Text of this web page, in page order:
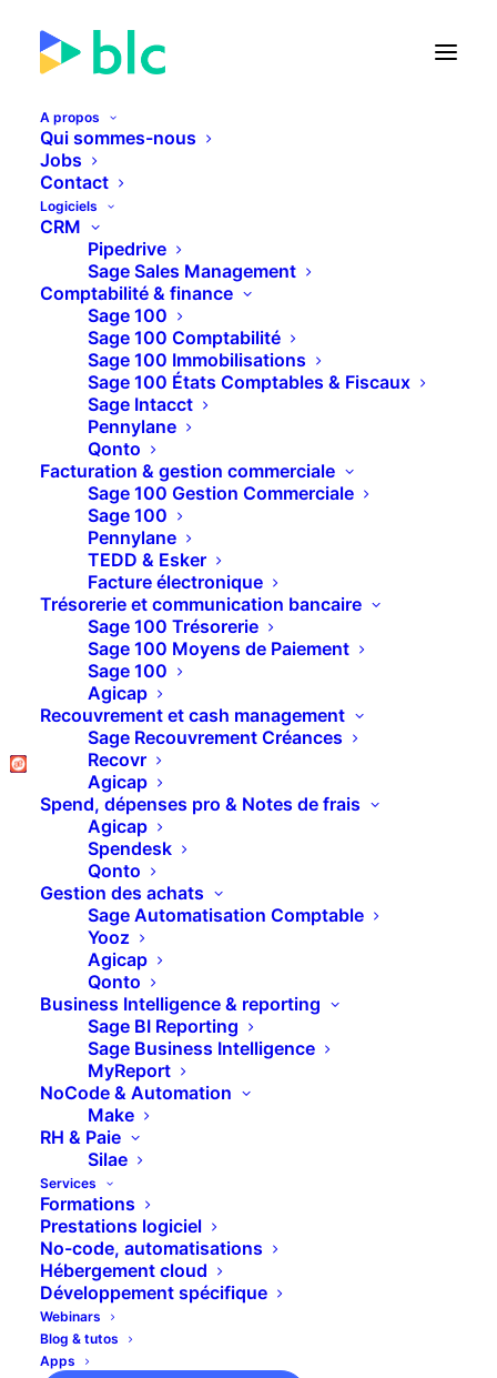
A propos
Qui sommes-nous
Jobs
Contact
Logiciels
CRM
Pipedrive
Sage Sales Management
Comptabilité & finance
Sage 100
Sage 100 Comptabilité
Sage 100 Immobilisations
Sage 100 États Comptables & Fiscaux
Sage Intacct
Pennylane
Qonto
Facturation & gestion commerciale
Sage 100 Gestion Commerciale
Sage 100
Pennylane
TEDD & Esker
Facture électronique
Trésorerie et communication bancaire
Sage 100 Trésorerie
Sage 100 Moyens de Paiement
Sage 100
Agicap
Recouvrement et cash management
Sage Recouvrement Créances
Recovr
Agicap
Spend, dépenses pro & Notes de frais
Agicap
Spendesk
Qonto
Gestion des achats
Sage Automatisation Comptable
Yooz
Agicap
Qonto
Business Intelligence & reporting
Sage BI Reporting
Sage Business Intelligence
MyReport
NoCode & Automation
Make
RH & Paie
Silae
Services
Formations
Prestations logiciel
No-code, automatisations
Hébergement cloud
Développement spécifique
Webinars
Blog & tutos
Apps
Connecteur Typeform
Pipedrive
De nos jours, Typeform est un outil que tout le
monde où presque utilise (pour des prises de
contacts, de rendez-vous, demande de devis, …).
Nous avons donc connecté cet outil à Pipedrive
afin que chaque complétion d’un formulaire
viennent créer un contact et une affaire dans
Pipedrive.
Ce qui vous permettra de centraliser l’intégralité
des données saisies dans Typeform directement
dans votre CRM.
EN SAVOIR PLUS
Media not available